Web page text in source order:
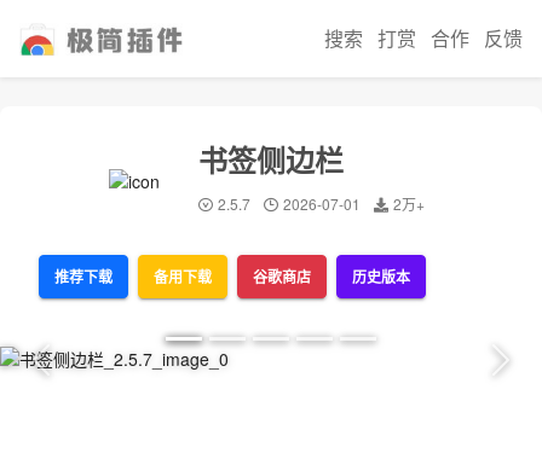
搜索 打赏 合作 反馈
书签侧边栏
2.5.7 2026-07-01 2万+
推荐下载 备用下载 谷歌商店 历史版本